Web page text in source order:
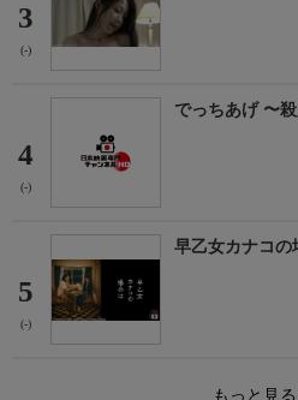
3
(-)
4
(-)
でっちあげ 〜
5
(-)
早乙女カナコの
もっと見